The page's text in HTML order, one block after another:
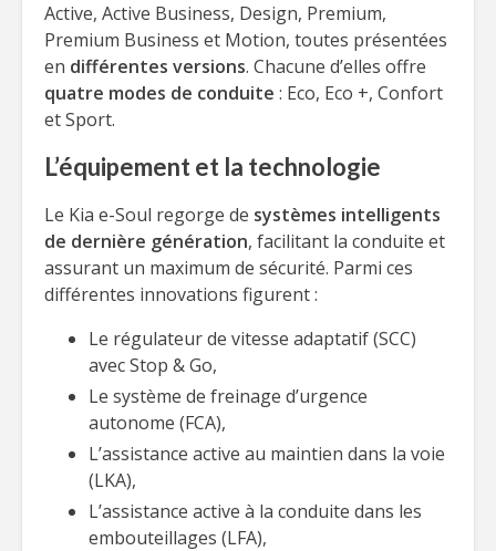
Active, Active Business, Design, Premium,
Premium Business et Motion, toutes présentées
en différentes versions. Chacune d’elles offre
quatre modes de conduite : Eco, Eco +, Confort
et Sport.
L’équipement et la technologie
Le Kia e-Soul regorge de systèmes intelligents
de dernière génération, facilitant la conduite et
assurant un maximum de sécurité. Parmi ces
différentes innovations figurent :
Le régulateur de vitesse adaptatif (SCC)
avec Stop & Go,
Le système de freinage d’urgence
autonome (FCA),
L’assistance active au maintien dans la voie
(LKA),
L’assistance active à la conduite dans les
embouteillages (LFA),